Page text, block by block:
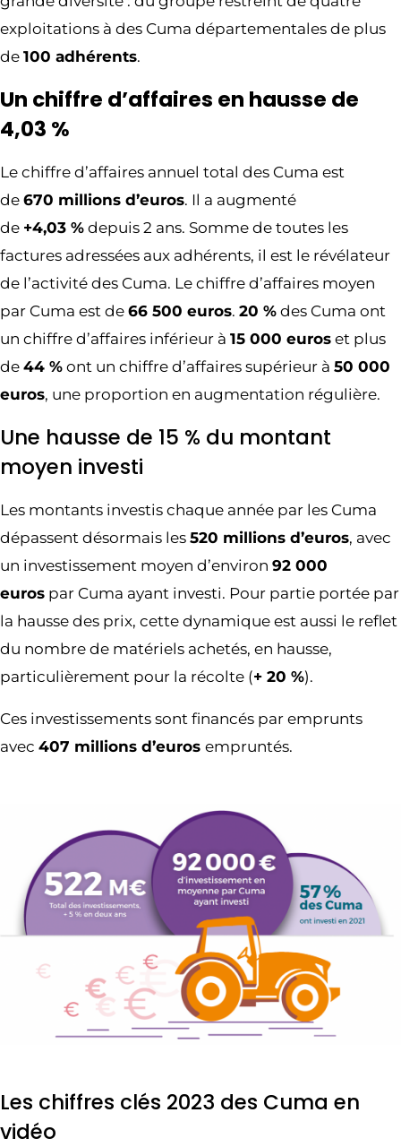
exploitations à des Cuma départementales de plus
de 100 adhérents.
Un chiffre d’affaires en hausse de
4,03 %
Le chiffre d’affaires annuel total des Cuma est
de 670 millions d’euros. Il a augmenté
de +4,03 % depuis 2 ans. Somme de toutes les
factures adressées aux adhérents, il est le révélateur
de l’activité des Cuma. Le chiffre d’affaires moyen
par Cuma est de 66 500 euros. 20 % des Cuma ont
un chiffre d’affaires inférieur à 15 000 euros et plus
de 44 % ont un chiffre d’affaires supérieur à 50 000
euros, une proportion en augmentation régulière.
Une hausse de 15 % du montant
moyen investi
Les montants investis chaque année par les Cuma
dépassent désormais les 520 millions d’euros, avec
un investissement moyen d’environ 92 000
euros par Cuma ayant investi. Pour partie portée par
la hausse des prix, cette dynamique est aussi le reflet
du nombre de matériels achetés, en hausse,
particulièrement pour la récolte (+ 20 %).
Ces investissements sont financés par emprunts
avec 407 millions d’euros empruntés.
Les chiffres clés 2023 des Cuma en
vidéo